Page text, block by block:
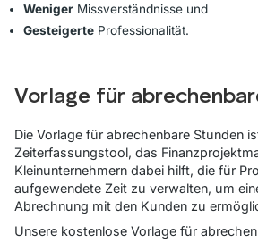
Weniger Missverständnisse und
Gesteigerte Professionalität.
Vorlage für
Die Vorlage für abrechenbare Stunden
Zeiterfassungstool, das
Kleinunternehmern dabei hilft, die für
aufgewendete Zeit zu verwalten, um
Abrechnung mit den Kunden zu
Unsere kostenlose Vorlage für